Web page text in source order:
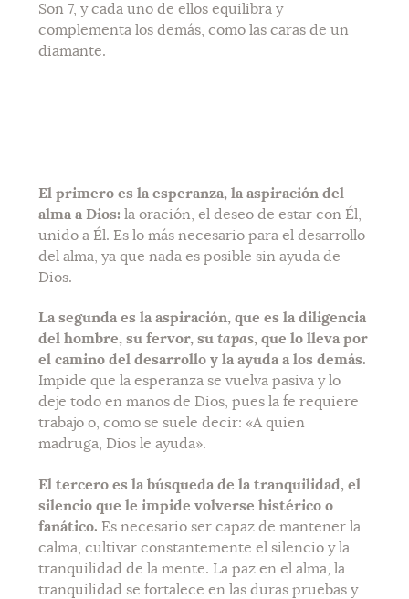
Son 7, y cada uno de ellos equilibra y
complementa los demás, como las caras de un
diamante.
El primero es la esperanza, la aspiración del
alma a Dios: la oración, el deseo de estar con Él,
unido a Él. Es lo más necesario para el desarrollo
del alma, ya que nada es posible sin ayuda de
Dios.
La segunda es la aspiración, que es la diligencia
del hombre, su fervor, sutapas, que lo lleva por
el camino del desarrollo y laayuda a los demás.
Impide que la esperanza se vuelva pasiva y lo
deje todo en manos de Dios, pues la fe requiere
trabajo o, como se suele decir: «A quien
madruga, Dios le ayuda».
El tercero es la búsqueda de la tranquilidad, el
silencio que le impide volverse histérico o
fanático. Es necesario ser capaz de mantener la
calma, cultivar constantemente el silencio y la
tranquilidad de la mente. La paz en el alma, la
tranquilidad se fortalece en las duras pruebas y